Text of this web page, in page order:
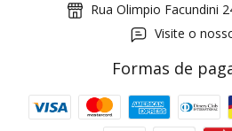
Rua Olimpio Facundini
Visite o
Formas de
Cupom 1a compra: